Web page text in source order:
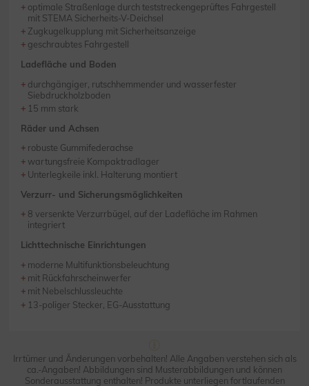
optimale Straßenlage durch teststreckengeprüftes Fahrgestell
mit STEMA Sicherheits-V-Deichsel
Zugkugelkupplung mit Sicherheitsanzeige
geschraubtes Fahrgestell
Ladefläche und Boden
durchgängiger, rutschhemmender und wasserfester
Siebdruckholzboden
15 mm stark
Räder und Achsen
robuste Gummifederachse
wartungsfreie Kompaktradlager
Unterlegkeile inkl. Halterung montiert
Verzurr- und Sicherungsmöglichkeiten
8 versenkte Verzurrbügel, auf der Ladefläche im Rahmen
integriert
Lichttechnische Einrichtungen
moderne Multifunktionsbeleuchtung
mit Rückfahrscheinwerfer
mit Nebelschlussleuchte
13-poliger Stecker, EG-Ausstattung
Irrtümer und Änderungen vorbehalten! Alle Angaben verstehen sich als
ca.-Angaben! Abbildungen sind Musterabbildungen und können
Sonderausstattung enthalten! Produkte unterliegen fortlaufenden